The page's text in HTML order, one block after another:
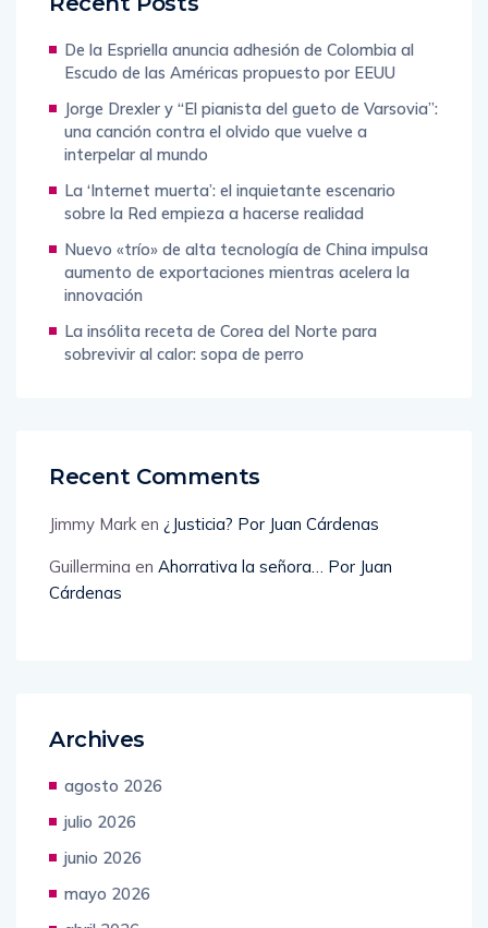
De la Espriella anuncia adhesión de Colombia al
Escudo de las Américas propuesto por EEUU
Jorge Drexler y “El pianista del gueto de Varsovia”:
una canción contra el olvido que vuelve a
interpelar al mundo
La ‘Internet muerta’: el inquietante escenario
sobre la Red empieza a hacerse realidad
Nuevo «trío» de alta tecnología de China impulsa
aumento de exportaciones mientras acelera la
innovación
La insólita receta de Corea del Norte para
sobrevivir al calor: sopa de perro
Recent Comments
Jimmy Mark en ¿Justicia? Por Juan Cárdenas
Guillermina en Ahorrativa la señora… Por Juan
Cárdenas
Archives
agosto 2026
julio 2026
junio 2026
mayo 2026